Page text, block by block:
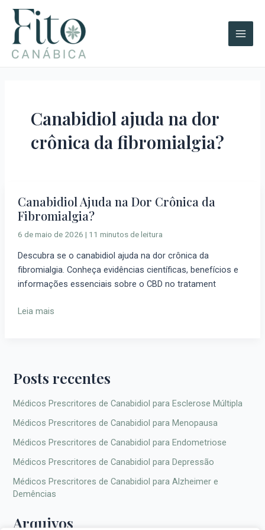
para
conteúdo
Canabidiol ajuda na dor
crônica da fibromialgia?
Canabidiol Ajuda na Dor Crônica da
Fibromialgia?
6 de maio de 2026 | 11 minutos de leitura
Descubra se o canabidiol ajuda na dor crônica da
fibromialgia. Conheça evidências científicas, benefícios e
informações essenciais sobre o CBD no tratament
Canabidiol
Ajuda
na
Crônica
da
Fibromialgia?
Leia mais
Posts recentes
Médicos Prescritores de Canabidiol para Esclerose Múltipla
Médicos Prescritores de Canabidiol para Menopausa
Médicos Prescritores de Canabidiol para Endometriose
Médicos Prescritores de Canabidiol para Depressão
Médicos Prescritores de Canabidiol para Alzheimer e
Demências
Arquivos
A
r
q
u